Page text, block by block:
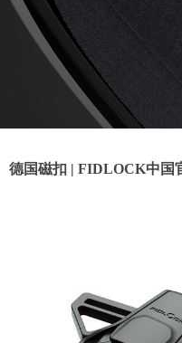
德国磁扣 | FIDLOCK中国